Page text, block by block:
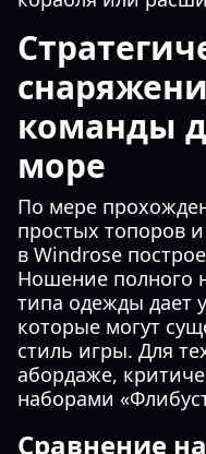
команды
море
По мере
простых топоров
в Windrose
Ношение полного
типа одежды дает
которые могут
стиль игры. Для
абордаже,
наборами
Сравнение